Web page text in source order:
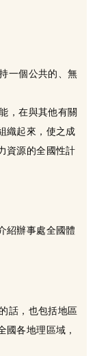
一個公共的、無
，在與其他有關
織起來，使之成
資源的全國性計
紹辦事處全國體
話，也包括地區
各地理區域，